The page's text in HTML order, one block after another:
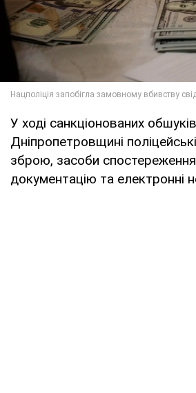
У ході санкціонованих
Дніпропетровщині
зброю, засоби
документацію та електронні